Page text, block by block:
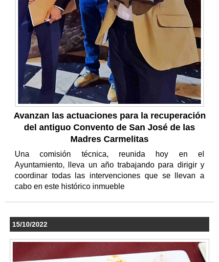
Avanzan las actuaciones para la recuperación
del antiguo Convento de San José de las
Madres Carmelitas
Una comisión técnica, reunida hoy en el
Ayuntamiento, lleva un año trabajando para dirigir y
coordinar todas las intervenciones que se llevan a
cabo en este histórico inmueble
15/10/2022